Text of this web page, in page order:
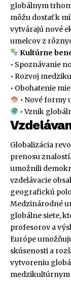
globálnym
môžu dostať k
vytvárajú nové
umelcov z
Kultúrne
• Spoznávanie
• Rozvoj
• Obohatenie
• Nové formy
• Vznik
Globalizácia
prenosu
umožnili
vzdelávacie
geografickú
Medzinárodné
globálne siete,
profesorov a
Európe
skúsenosti a
vytvoreniu